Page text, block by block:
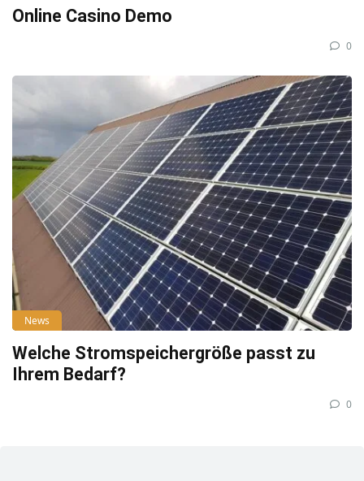
Online Casino Demo
0
News
Welche Stromspeichergröße passt zu
Ihrem Bedarf?
0